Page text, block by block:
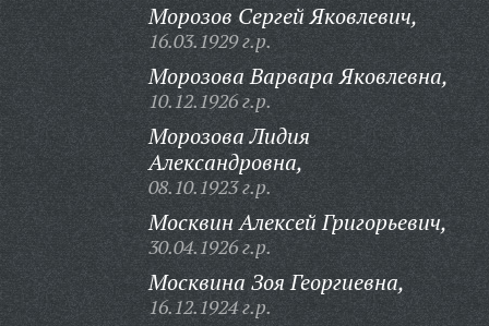
Морозов Сергей Яковлевич,
16.03.1929 г.р.
Морозова Варвара Яковлевна,
10.12.1926 г.р.
Морозова Лидия
Александровна,
08.10.1923 г.р.
Москвин Алексей Григорьевич,
30.04.1926 г.р.
Москвина Зоя Георгиевна,
16.12.1924 г.р.